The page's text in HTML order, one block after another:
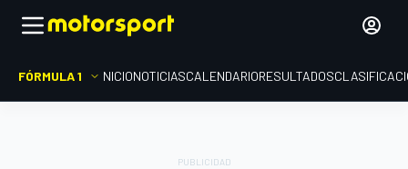
FÓRMULA 1 INICIONOTICIASCALENDARIORESULTADOS